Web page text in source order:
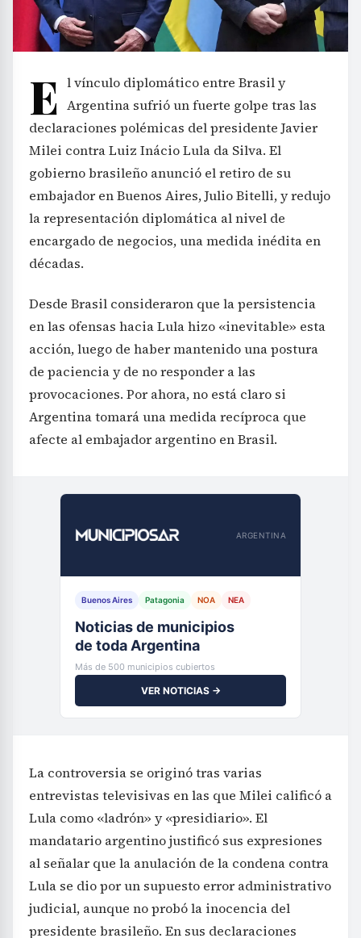
E l vínculo diplomático entre Brasil y
Argentina sufrió un fuerte golpe tras las
declaraciones polémicas del presidente Javier
Milei contra Luiz Inácio Lula da Silva. El
gobierno brasileño anunció el retiro de su
embajador en Buenos Aires, Julio Bitelli, y redujo
la representación diplomática al nivel de
encargado de negocios, una medida inédita en
décadas.
Desde Brasil consideraron que la persistencia
en las ofensas hacia Lula hizo «inevitable» esta
acción, luego de haber mantenido una postura
de paciencia y de no responder a las
provocaciones. Por ahora, no está claro si
Argentina tomará una medida recíproca que
afecte al embajador argentino en Brasil.
ARGENTINA
Buenos Aires Patagonia NOA NEA
Noticias de municipios
de toda Argentina
Más de 500 municipios cubiertos
VER NOTICIAS →
La controversia se originó tras varias
entrevistas televisivas en las que Milei calificó a
Lula como «ladrón» y «presidiario». El
mandatario argentino justificó sus expresiones
al señalar que la anulación de la condena contra
Lula se dio por un supuesto error administrativo
judicial, aunque no probó la inocencia del
presidente brasileño. En sus declaraciones